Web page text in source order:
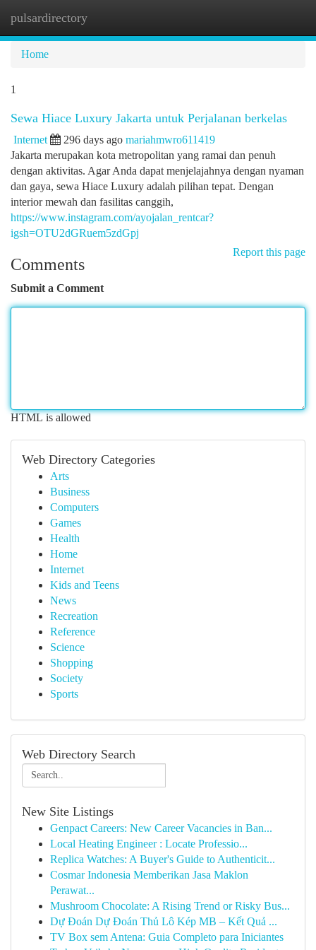
pulsardirectory
Home
1
Sewa Hiace Luxury Jakarta untuk Perjalanan berkelas
Internet 296 days ago mariahmwro611419
Jakarta merupakan kota metropolitan yang ramai dan penuh
dengan aktivitas. Agar Anda dapat menjelajahnya dengan nyaman
dan gaya, sewa Hiace Luxury adalah pilihan tepat. Dengan
interior mewah dan fasilitas canggih,
https://www.instagram.com/ayojalan_rentcar?
igsh=OTU2dGRuem5zdGpj
Report this page
Comments
Submit a Comment
HTML is allowed
Web Directory Categories
Arts
Business
Computers
Games
Health
Home
Internet
Kids and Teens
News
Recreation
Reference
Science
Shopping
Society
Sports
Web Directory Search
New Site Listings
Genpact Careers: New Career Vacancies in Ban...
Local Heating Engineer : Locate Professio...
Replica Watches: A Buyer's Guide to Authenticit...
Cosmar Indonesia Memberikan Jasa Maklon
Perawat...
Mushroom Chocolate: A Rising Trend or Risky Bus...
Dự Đoán Dự Đoán Thủ Lô Kép MB – Kết Quả ...
TV Box sem Antena: Guia Completo para Iniciantes